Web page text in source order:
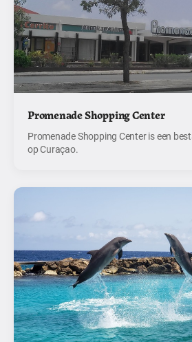
Promenade Shopping Center
Promenade Shopping Center is een
op Curaçao.